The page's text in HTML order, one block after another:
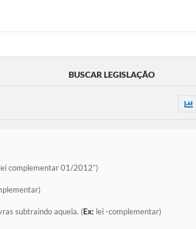
BUSCAR LEGISLAÇÃO
complementar 01/2012”)
subtraindo aquela. (Ex: lei -complementar)